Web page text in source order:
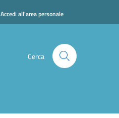
Accedi all'area personale
Cerca